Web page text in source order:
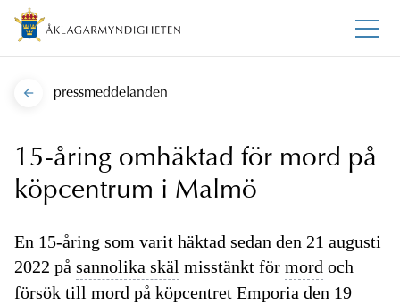
pressmeddelanden
15-åring omhäktad för mord på
köpcentrum i Malmö
En 15-åring som varit häktad sedan den 21 augusti
2022 på sannolika skäl misstänkt för mord och
försök till mord på köpcentret Emporia den 19